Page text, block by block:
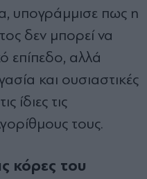
υπογράμμισε πως η
δεν μπορεί να
επίπεδο, αλλά
και ουσιαστικές
ίδιες τις
τους.
κόρες του